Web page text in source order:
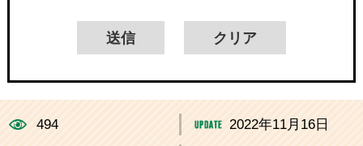
494 2022年11月16日